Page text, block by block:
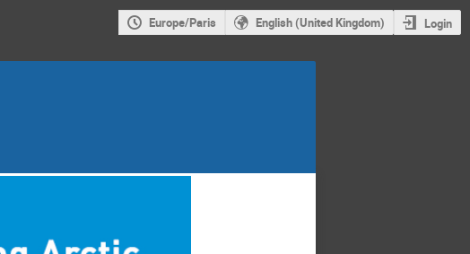
Europe/Paris English (United Kingdom) Login